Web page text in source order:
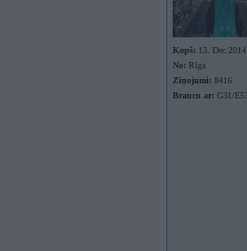
Kopš: 13. Dec 2014
No: Rīga
Ziņojumi: 8416
Braucu ar: G31/